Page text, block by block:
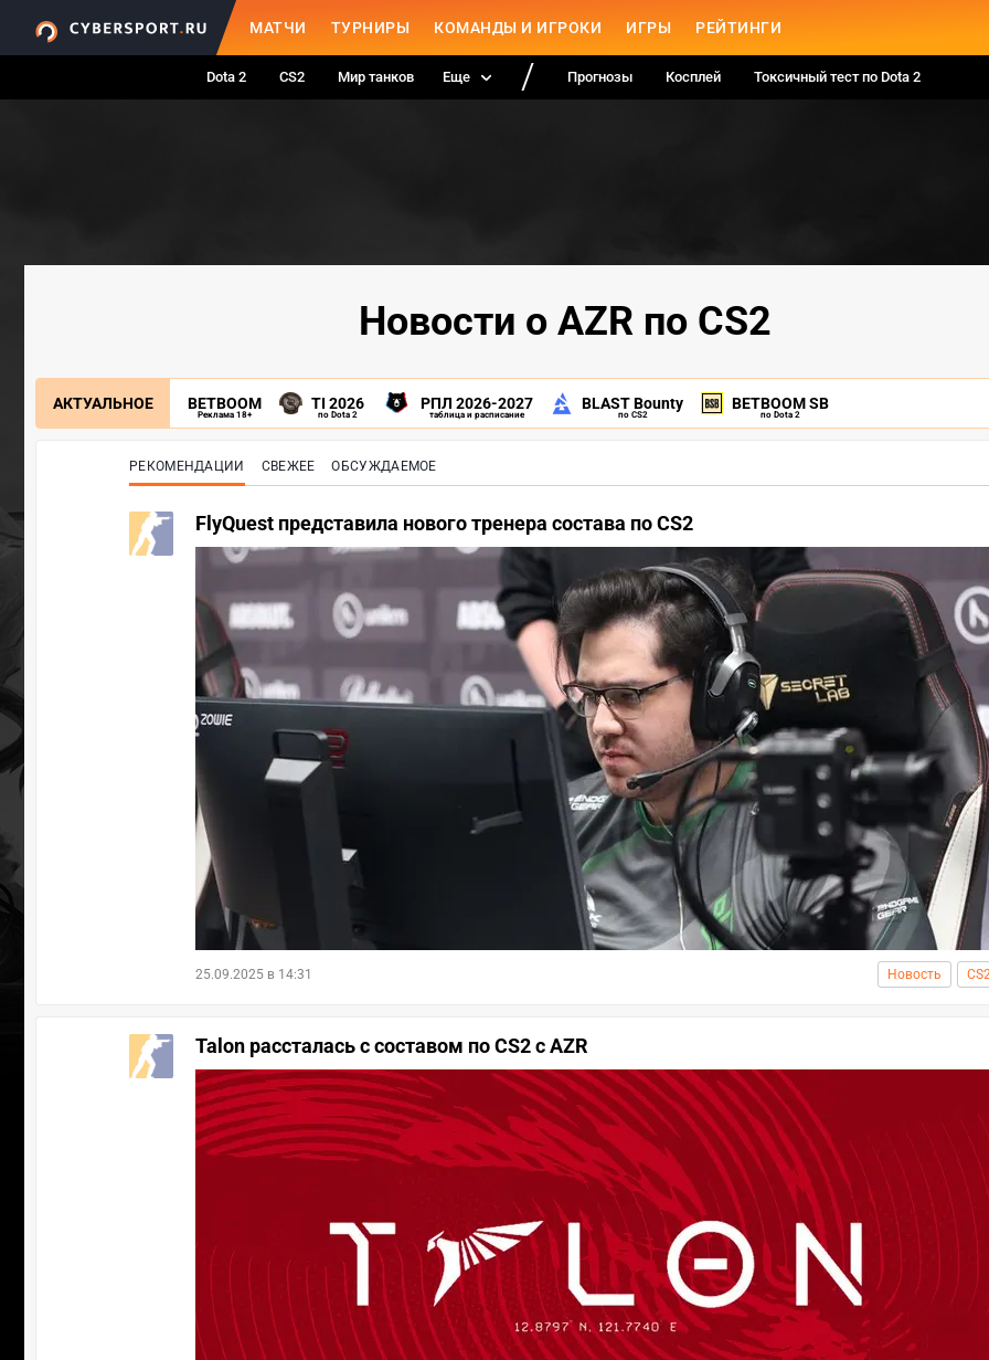
МАТЧИ ТУРНИРЫ КОМАНДЫ И ИГРОКИ ИГРЫ РЕЙТИНГИ
Dota 2 CS2 Мир танков Еще Прогнозы Косплей Токсичный тест по Dota 2
Новости о AZR по CS2
АКТУАЛЬНОЕ BETBOOM
Реклама 18+
TI 2026
по Dota 2
РПЛ 2026-2027
таблица и расписание
BLAST Bounty
по CS2
BETBOOM SB
по Dota 2
РЕКОМЕНДАЦИИ СВЕЖЕЕ ОБСУЖДАЕМОЕ
FlyQuest представила нового тренера состава по CS2
25.09.2025 в 14:31 Новость
Talon рассталась с составом по CS2 с AZR